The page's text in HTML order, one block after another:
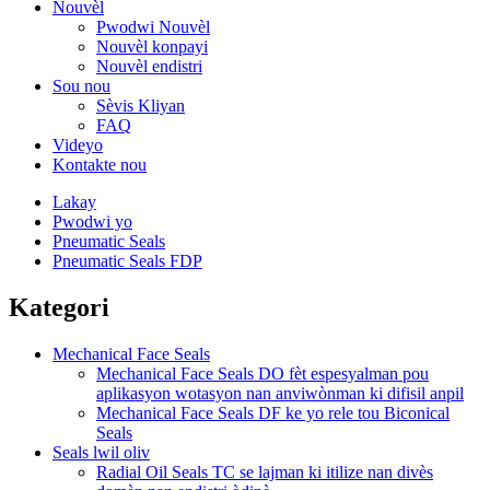
Nouvèl
Pwodwi Nouvèl
Nouvèl konpayi
Nouvèl endistri
Sou nou
Sèvis Kliyan
FAQ
Videyo
Kontakte nou
Lakay
Pwodwi yo
Pneumatic Seals
Pneumatic Seals FDP
Kategori
Mechanical Face Seals
Mechanical Face Seals DO fèt espesyalman pou
aplikasyon wotasyon nan anviwònman ki difisil anpil
Mechanical Face Seals DF ke yo rele tou Biconical
Seals
Seals lwil oliv
Radial Oil Seals TC se lajman ki itilize nan divès